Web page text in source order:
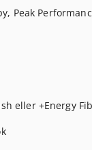
Peak
eller +Energy